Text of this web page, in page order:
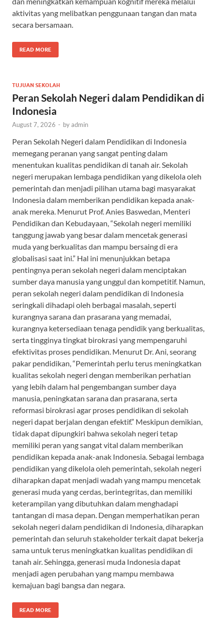
aktivitas yang melibatkan penggunaan tangan dan mata
secara bersamaan.
READ MORE
TUJUAN SEKOLAH
Peran Sekolah Negeri dalam Pendidikan di
Indonesia
August 7, 2026 - byadmin
Peran Sekolah Negeri dalam Pendidikan di Indonesia
memegang peranan yang sangat penting dalam
menentukan kualitas pendidikan di tanah air. Sekolah
negeri merupakan lembaga pendidikan yang dikelola oleh
pemerintah dan menjadi pilihan utama bagi masyarakat
Indonesia dalam memberikan pendidikan kepada anak-
anak mereka. Menurut Prof. Anies Baswedan, Menteri
Pendidikan dan Kebudayaan, “Sekolah negeri memiliki
tanggung jawab yang besar dalam mencetak generasi
muda yang berkualitas dan mampu bersaing di era
globalisasi saat ini.” Hal ini menunjukkan betapa
pentingnya peran sekolah negeri dalam menciptakan
sumber daya manusia yang unggul dan kompetitif. Namun,
peran sekolah negeri dalam pendidikan di Indonesia
seringkali dihadapi oleh berbagai masalah, seperti
kurangnya sarana dan prasarana yang memadai,
kurangnya ketersediaan tenaga pendidik yang berkualitas,
serta tingginya tingkat birokrasi yang mempengaruhi
efektivitas proses pendidikan. Menurut Dr. Ani, seorang
pakar pendidikan, “Pemerintah perlu terus meningkatkan
kualitas sekolah negeri dengan memberikan perhatian
yang lebih dalam hal pengembangan sumber daya
manusia, peningkatan sarana dan prasarana, serta
reformasi birokrasi agar proses pendidikan di sekolah
negeri dapat berjalan dengan efektif.” Meskipun demikian,
tidak dapat dipungkiri bahwa sekolah negeri tetap
memiliki peran yang sangat vital dalam memberikan
pendidikan kepada anak-anak Indonesia. Sebagai lembaga
pendidikan yang dikelola oleh pemerintah, sekolah negeri
diharapkan dapat menjadi wadah yang mampu mencetak
generasi muda yang cerdas, berintegritas, dan memiliki
keterampilan yang dibutuhkan dalam menghadapi
tantangan di masa depan. Dengan memperhatikan peran
sekolah negeri dalam pendidikan di Indonesia, diharapkan
pemerintah dan seluruh stakeholder terkait dapat bekerja
sama untuk terus meningkatkan kualitas pendidikan di
tanah air. Sehingga, generasi muda Indonesia dapat
menjadi agen perubahan yang mampu membawa
kemajuan bagi bangsa dan negara.
READ MORE